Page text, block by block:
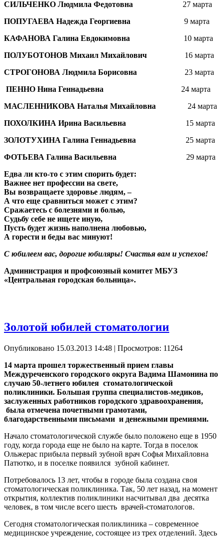
СИЛЬЧЕНКО Людмила Федотовна
27 марта
ПОПУГАЕВА Надежда Георгиевна 9 марта
КАФАНОВА Галина Евдокимовна
10 марта
ПОЛУБОТОНОВ Михаил Михайлович
16 марта
СТРОГОНОВА Людмила Борисовна
23 марта
ПЕННО Нина Геннадьевна 24 марта
МАСЛЕННИКОВА Наталья Михайловна
24 марта
ПОХОЛКИНА Ирина Васильевна
15 марта
ЗОЛОТУХИНА Галина Геннадьевна
25 марта
ФОТЬЕВА Галина Васильевна
29 марта
Едва ли кто-то с этим спорить будет:
Важнее нет профессии на свете,
Вы возвращаете здоровье людям, –
А что еще сравниться может с этим?
Сражаетесь с болезнями и болью,
Судьбу себе не ищете иную,
Пусть будет жизнь наполнена любовью,
А горести и беды вас минуют!
С юбилеем вас, дорогие юбиляры! Счастья вам и успехов!
Администрация и профсоюзный комитет МБУЗ
«Центральная городская больница».
Золотой юбилей стоматологии
Опубликовано 15.03.2013 14:48 | Просмотров: 11264
14 марта прошел торжественный прием главы
Междуреченского городского округа Вадима Шамонина по
случаю 50-летнего юбилея стоматологической
поликлиники. Большая группа специалистов-медиков,
заслуженных работников городского здравоохранения,
была отмечена почетными грамотами,
благодарственными письмами и денежными премиями.
Начало стоматологической службе было положено еще в 1950
году, когда города еще не было на карте. Тогда в поселок
Ольжерас прибыла первый зубной врач Софья Михайловна
Патютко, и в поселке появился зубной кабинет.
Потребовалось 13 лет, чтобы в городе была создана своя
стоматологическая поликлиника. Так, 50 лет назад, на момент
открытия, коллектив поликлиники насчитывал два десятка
человек, в том числе всего шесть врачей-стоматологов.
Сегодня стоматологическая поликлиника – современное
медицинское учреждение, состоящее из трех отделений. Здесь